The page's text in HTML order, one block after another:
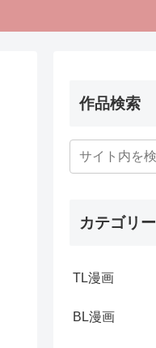
作品検索
カテゴリー
TL漫画
BL漫画